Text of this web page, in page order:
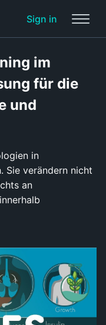
Sign in
im
für die
und
in
Sie verändern nicht
an